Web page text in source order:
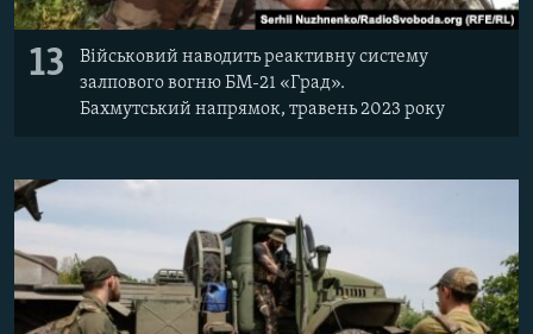
13
Військовий наводить реактивну систему
залпового вогню БМ-21 «Град».
Бахмутський напрямок, травень 2023 року